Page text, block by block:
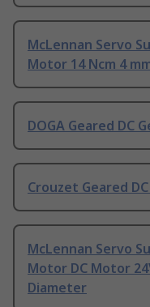
McLennan Servo
Motor 14 Ncm 4
DOGA Geared DC
Crouzet Geared
McLennan Servo
Motor DC Motor
Diameter